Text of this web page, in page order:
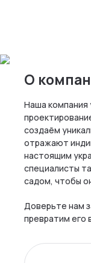
О
Наша компания
создаём
отражают
настоящим
специалисты
садом, чтобы
Доверьте нам
превратим его